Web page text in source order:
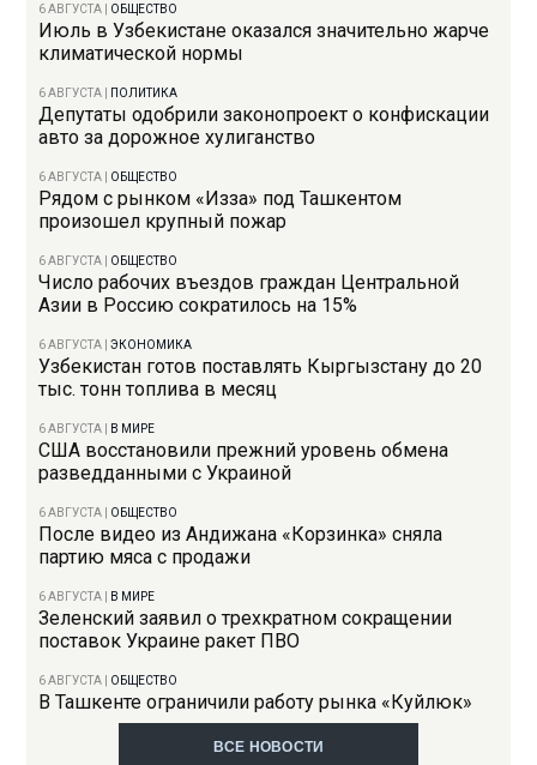
6 АВГУСТА ОБЩЕСТВО
Июль в Узбекистане оказался значительно жарче
климатической нормы
6 АВГУСТА ПОЛИТИКА
Депутаты одобрили законопроект о конфискации
авто за дорожное хулиганство
6 АВГУСТА ОБЩЕСТВО
Рядом с рынком «Изза» под Ташкентом
произошел крупный пожар
6 АВГУСТА ОБЩЕСТВО
Число рабочих въездов граждан Центральной
Азии в Россию сократилось на 15%
6 АВГУСТА |ЭКОНОМИКА
Узбекистан готов поставлять Кыргызстану до 20
тыс. тонн топлива в месяц
6 АВГУСТА В МИРЕ
США восстановили прежний уровень обмена
разведданными с Украиной
6 АВГУСТА ОБЩЕСТВО
После видео из Андижана «Корзинка» сняла
партию мяса с продажи
6 АВГУСТА В МИРЕ
Зеленский заявил о трехкратном сокращении
поставок Украине ракет ПВО
6 АВГУСТА ОБЩЕСТВО
В Ташкенте ограничили работу рынка «Куйлюк»
ВСЕ НОВОСТИ